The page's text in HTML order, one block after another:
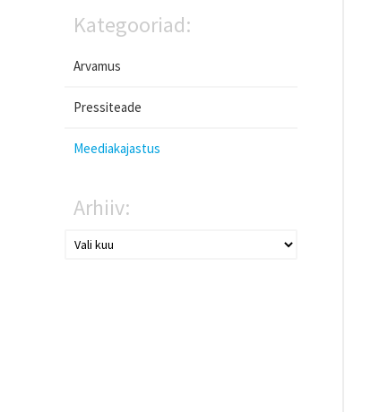
Kategooriad:
Arvamus
Pressiteade
Meediakajastus
Arhiiv: